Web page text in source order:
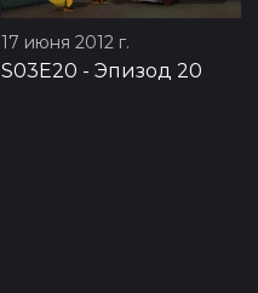
17 июня 2012 г.
S03E20 - Эпизод 20